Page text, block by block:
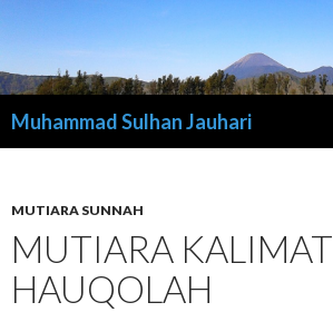
Muhammad Sulhan Jauhari
MUTIARA SUNNAH
MUTIARA KALIMAT
HAUQOLAH